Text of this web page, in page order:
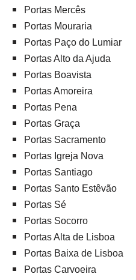
Portas Mercês
Portas Mouraria
Portas Paço do Lumiar
Portas Alto da Ajuda
Portas Boavista
Portas Amoreira
Portas Pena
Portas Graça
Portas Sacramento
Portas Igreja Nova
Portas Santiago
Portas Santo Estêvão
Portas Sé
Portas Socorro
Portas Alta de Lisboa
Portas Baixa de Lisboa
Portas Carvoeira